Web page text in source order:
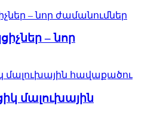
– նոր
մալուխային